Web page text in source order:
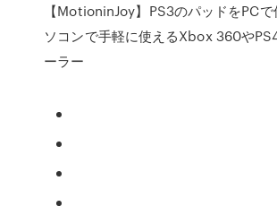
【MotioninJoy】PS3のパッドをPC
ソコンで手軽に使えるXbox 360や
ーラー